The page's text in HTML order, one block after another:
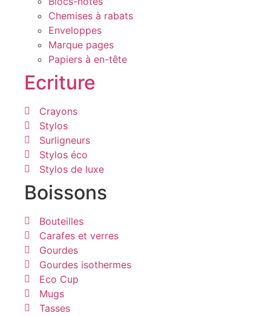
Chemises à rabats
Enveloppes
Marque pages
Papiers à en-tête
Ecriture
Crayons
Stylos
Surligneurs
Stylos éco
Stylos de luxe
Boissons
Bouteilles
Carafes et verres
Gourdes
Gourdes isothermes
Eco Cup
Mugs
Tasses